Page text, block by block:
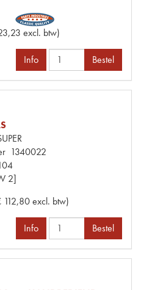
excl. btw)
Info Bestel
1340022
2]
112,80 excl. btw)
Info Bestel